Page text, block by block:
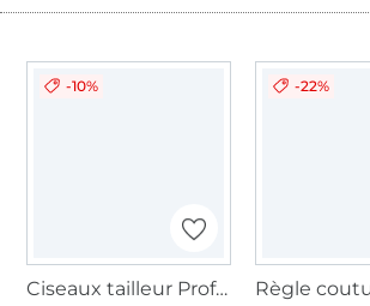
-10%
Ciseaux tailleur Professional 8'' 21 cm
-22%